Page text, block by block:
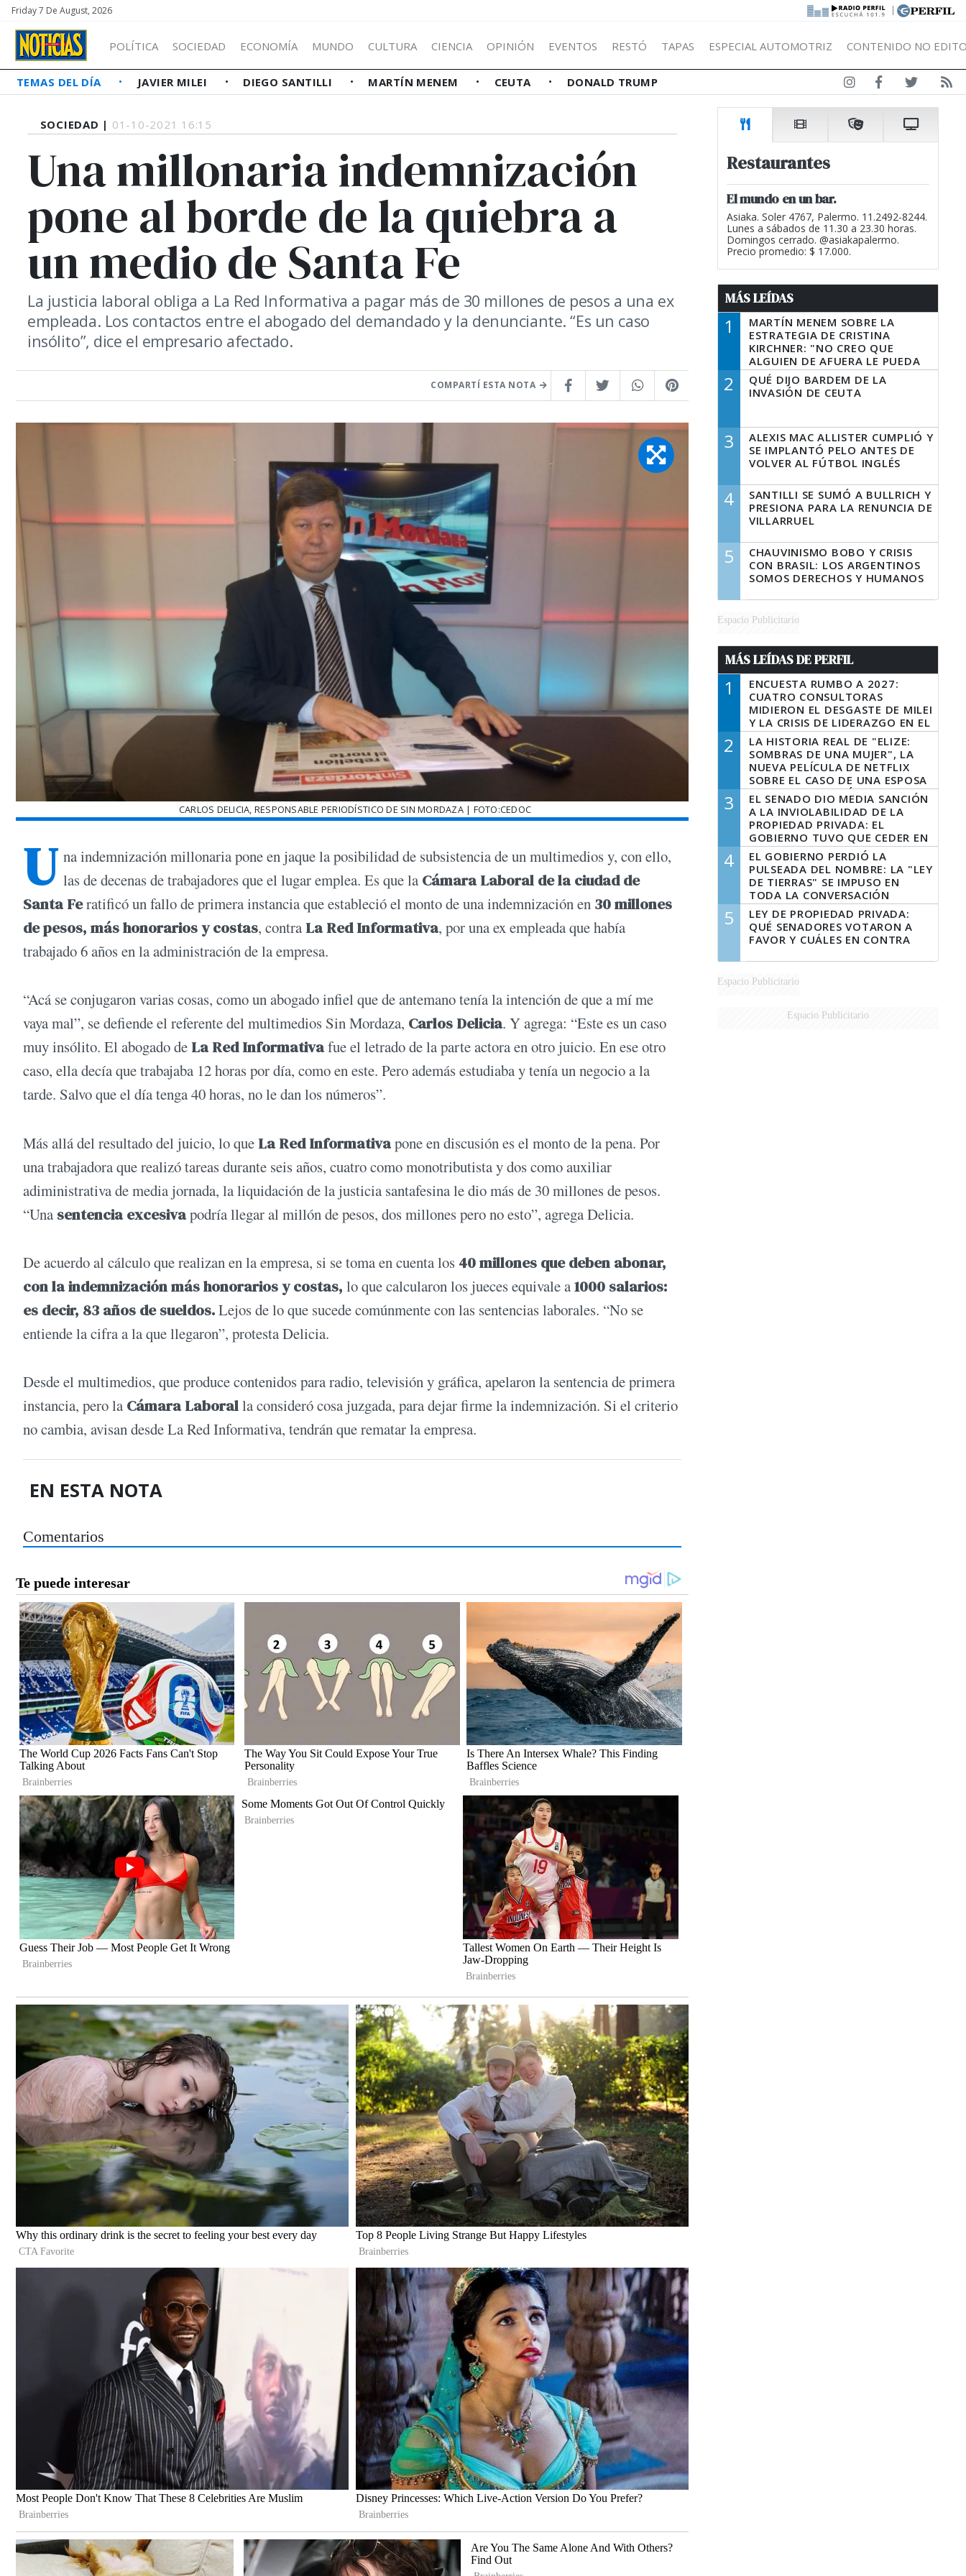
Friday 7 De August, 2026 |
POLÍTICA SOCIEDAD ECONOMÍA MUNDO CULTURA CIENCIA OPINIÓN EVENTOS RESTÓ TAPAS ESPECIAL AUTOMOTRIZ CONTENIDO NO
TEMAS DEL DÍA JAVIER MILEI DIEGO SANTILLI MARTÍN MENEM CEUTA DONALD TRUMP
SOCIEDAD | 01-10-2021 16:15
Una millonaria indemnización
pone al borde de la quiebra a
un medio de Santa Fe
La justicia laboral obliga a La Red Informativa a pagar más de 30 millones de pesos a una ex
empleada. Los contactos entre el abogado del demandado y la denunciante. “Es un caso
insólito”, dice el empresario afectado.
COMPARTÍ ESTA NOTA
CARLOS DELICIA, RESPONSABLE PERIODÍSTICO DE SIN MORDAZA | FOTO:CEDOC
U na indemnización millonaria pone en jaque la posibilidad de subsistencia de un multimedios y, con ello,
las de decenas de trabajadores que el lugar emplea. Es que la Cámara Laboral de la ciudad de
Santa Feratificó un fallo de primera instancia que estableció el monto de una indemnización en 30 millones
de pesos, más honorarios y costas, contra La Red Informativa, por una ex empleada que había
trabajado 6 años en la administración de la empresa.
“Acá se conjugaron varias cosas, como un abogado infiel que de antemano tenía la intención de que a mí me
vaya mal”, se defiende el referente del multimedios Sin Mordaza, Carlos Delicia. Y agrega: “Este es un caso
muy insólito. El abogado de La Red Informativafue el letrado de la parte actora en otro juicio. En ese otro
caso, ella decía que trabajaba 12 horas por día, como en este. Pero además estudiaba y tenía un negocio a la
tarde. Salvo que el día tenga 40 horas, no le dan los números”.
Más allá del resultado del juicio, lo que La Red Informativapone en discusión es el monto de la pena. Por
una trabajadora que realizó tareas durante seis años, cuatro como monotributista y dos como auxiliar
adiministrativa de media jornada, la liquidación de la justicia santafesina le dio más de 30 millones de pesos.
“Una sentencia excesivapodría llegar al millón de pesos, dos millones pero no esto”, agrega Delicia.
De acuerdo al cálculo que realizan en la empresa, si se toma en cuenta los 40 millones que deben abonar,
con la indemnización más honorarios y costas, lo que calcularon los jueces equivale a1000 salarios:
es decir, 83 años de sueldos.Lejos de lo que sucede comúnmente con las sentencias laborales. “No se
entiende la cifra a la que llegaron”, protesta Delicia.
Desde el multimedios, que produce contenidos para radio, televisión y gráfica, apelaron la sentencia de primera
instancia, pero la Cámara Laboralla consideró cosa juzgada, para dejar firme la indemnización. Si el criterio
no cambia, avisan desde La Red Informativa, tendrán que rematar la empresa.
EN ESTA NOTA
Comentarios
Restaurantes
El mundo en un bar.
Asiaka. Soler 4767, Palermo. 11.2492-8244.
Lunes a sábados de 11.30 a 23.30 horas.
Domingos cerrado. @asiakapalermo.
Precio promedio: $ 17.000.
MÁS LEÍDAS
1
MARTÍN MENEM SOBRE LA
ESTRATEGIA DE CRISTINA
KIRCHNER: "NO CREO QUE
ALGUIEN DE AFUERA LE PUEDA
DECIR A LA JUSTICIA LO QUE
TIENE QUE HACER"
2
QUÉ DIJO BARDEM DE LA
INVASIÓN DE CEUTA
3
ALEXIS MAC ALLISTER CUMPLIÓ Y
SE IMPLANTÓ PELO ANTES DE
VOLVER AL FÚTBOL INGLÉS
4
SANTILLI SE SUMÓ A BULLRICH Y
PRESIONA PARA LA RENUNCIA DE
VILLARRUEL
5
CHAUVINISMO BOBO Y CRISIS
CON BRASIL: LOS ARGENTINOS
SOMOS DERECHOS Y HUMANOS
Espacio Publicitario
MÁS LEÍDAS DE PERFIL
1
ENCUESTA RUMBO A 2027:
CUATRO CONSULTORAS
MIDIERON EL DESGASTE DE MILEI
Y LA CRISIS DE LIDERAZGO EN EL
PERONISMO
2
LA HISTORIA REAL DE "ELIZE:
SOMBRAS DE UNA MUJER", LA
NUEVA PELÍCULA DE NETFLIX
SOBRE EL CASO DE UNA ESPOSA
QUE DESCUARTIZÓ A SU
MARIDO
3
EL SENADO DIO MEDIA SANCIÓN
A LA INVIOLABILIDAD DE LA
PROPIEDAD PRIVADA: EL
GOBIERNO TUVO QUE CEDER EN
LA LEY DEL MANEJO DEL FUEGO
4
EL GOBIERNO PERDIÓ LA
PULSEADA DEL NOMBRE: LA "LEY
DE TIERRAS" SE IMPUSO EN
TODA LA CONVERSACIÓN
DIGITAL
5
LEY DE PROPIEDAD PRIVADA:
QUÉ SENADORES VOTARON A
FAVOR Y CUÁLES EN CONTRA
Espacio Publicitario
Espacio Publicitario